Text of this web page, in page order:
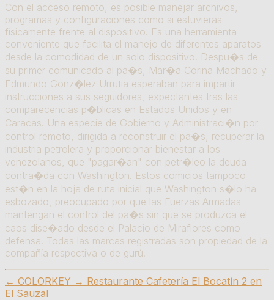
Con el acceso remoto, es posible manejar archivos,
programas y configuraciones como si estuvieras
físicamente frente al dispositivo. Es una herramienta
conveniente que facilita el manejo de diferentes aparatos
desde la comodidad de un solo dispositivo. Despu�s de
su primer comunicado al pa�s, Mar�a Corina Machado y
Edmundo Gonz�lez Urrutia esperaban para impartir
instrucciones a sus seguidores, expectantes tras las
comparecencias p�blicas en Estados Unidos y en
Caracas. Una especie de Gobierno y Administraci�n por
control remoto, dirigida a reconstruir el pa�s, recuperar la
industria petrolera y proporcionar bienestar a los
venezolanos, que "pagar�an" con petr�leo la deuda
contra�da con Washington. Estos comicios tampoco
est�n en la hoja de ruta inicial que Washington s�lo ha
esbozado, preocupado por que las Fuerzas Armadas
mantengan el control del pa�s sin que se produzca el
caos dise�ado desde el Palacio de Miraflores como
defensa. Todas las marcas registradas son propiedad de la
compañía respectiva o de gurú.
← COLORKEY → Restaurante Cafetería El Bocatín 2 en
El Sauzal